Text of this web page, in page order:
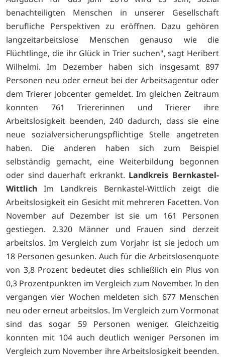
benachteiligten Menschen in unserer Gesellschaft
berufliche Perspektiven zu eröffnen. Dazu gehören
langzeitarbeitslose Menschen genauso wie die
Flüchtlinge, die ihr Glück in Trier suchen", sagt Heribert
Wilhelmi. Im Dezember haben sich insgesamt 897
Personen neu oder erneut bei der Arbeitsagentur oder
dem Trierer Jobcenter gemeldet. Im gleichen Zeitraum
konnten 761 Triererinnen und Trierer ihre
Arbeitslosigkeit beenden, 240 dadurch, dass sie eine
neue sozialversicherungspflichtige Stelle angetreten
haben. Die anderen haben sich zum Beispiel
selbständig gemacht, eine Weiterbildung begonnen
oder sind dauerhaft erkrankt. Landkreis Bernkastel-
Wittlich Im Landkreis Bernkastel-Wittlich zeigt die
Arbeitslosigkeit ein Gesicht mit mehreren Facetten. Von
November auf Dezember ist sie um 161 Personen
gestiegen. 2.320 Männer und Frauen sind derzeit
arbeitslos. Im Vergleich zum Vorjahr ist sie jedoch um
18 Personen gesunken. Auch für die Arbeitslosenquote
von 3,8 Prozent bedeutet dies schließlich ein Plus von
0,3 Prozentpunkten im Vergleich zum November. In den
vergangen vier Wochen meldeten sich 677 Menschen
neu oder erneut arbeitslos. Im Vergleich zum Vormonat
sind das sogar 59 Personen weniger. Gleichzeitig
konnten mit 104 auch deutlich weniger Personen im
Vergleich zum November ihre Arbeitslosigkeit beenden.